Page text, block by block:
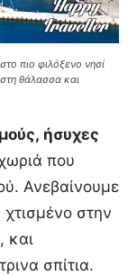
πιο φιλόξενο νησί
θάλασσα και
ήσυχες
που
Ανεβαίνουμε
στην
και
σπίτια.